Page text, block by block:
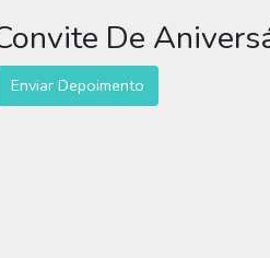
De
Enviar Depoimento